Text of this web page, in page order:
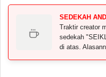
SEDEKAH
Traktir creator
sedekah
di atas.